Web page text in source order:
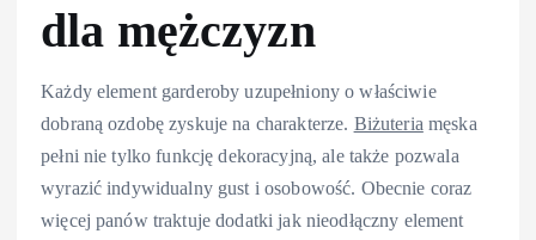
dla mężczyzn
Każdy element garderoby uzupełniony o właściwie
dobraną ozdobę zyskuje na charakterze. Biżuteria męska
pełni nie tylko funkcję dekoracyjną, ale także pozwala
wyrazić indywidualny gust i osobowość. Obecnie coraz
więcej panów traktuje dodatki jak nieodłączny element